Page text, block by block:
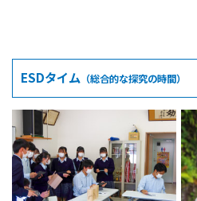
ESDタイム（総合的な探究の時間）